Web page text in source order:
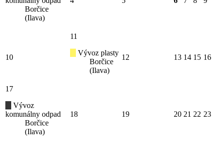
Borčice
(Ilava)
10
11
Vývoz plasty
Borčice
(Ilava)
12 13 14 15 16
17
Vývoz
komunálny odpad
Borčice
(Ilava)
18 19 20 21 22 23